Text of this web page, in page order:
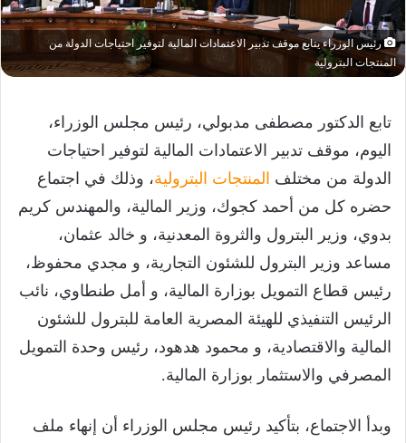
رئيس الوزراء يتابع موقف تدبير الاعتمادات المالية لتوفير احتياجات الدولة من
المنتجات البترولية
تابع الدكتور مصطفى مدبولي، رئيس مجلس الوزراء،
اليوم، موقف تدبير الاعتمادات المالية لتوفير احتياجات
الدولة من مختلف المنتجات البترولية، وذلك في اجتماع
حضره كل من أحمد كجوك، وزير المالية، والمهندس كريم
بدوي، وزير البترول والثروة المعدنية، و خالد عثمان،
مساعد وزير البترول للشئون التجارية، و مجدي محفوظ،
رئيس قطاع التمويل بوزارة المالية، و أمل طنطاوي، نائب
الرئيس التنفيذي للهيئة المصرية العامة للبترول للشئون
المالية والاقتصادية، و محمود هدهود، رئيس وحدة التمويل
المصرفي والاستثمار بوزارة المالية.
وبدأ الاجتماع، بتأكيد رئيس مجلس الوزراء أن إنهاء ملف